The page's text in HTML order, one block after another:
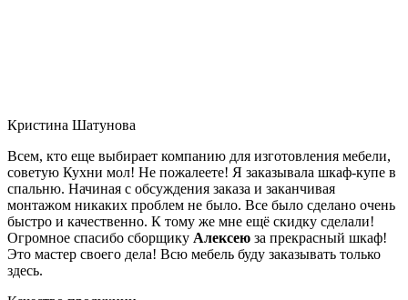
Кристина Шатунова
Всем, кто еще выбирает компанию для изготовления мебели,
советую Кухни мол! Не пожалеете! Я заказывала шкаф-купе в
спальню. Начиная с обсуждения заказа и заканчивая
монтажом никаких проблем не было. Все было сделано очень
быстро и качественно. К тому же мне ещё скидку сделали!
Огромное спасибо сборщику Алексею за прекрасный шкаф!
Это мастер своего дела! Всю мебель буду заказывать только
здесь.